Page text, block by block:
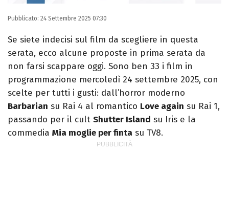
Pubblicato: 24 Settembre 2025 07:30
Se siete indecisi sul film da scegliere in questa
serata, ecco alcune proposte in prima serata da
non farsi scappare oggi. Sono ben 33 i film in
programmazione mercoledì 24 settembre 2025, con
scelte per tutti i gusti: dall’horror moderno
Barbarian su Rai 4 al romantico Love again su Rai 1,
passando per il cult Shutter Island su Iris e la
commedia Mia moglie per finta su TV8.